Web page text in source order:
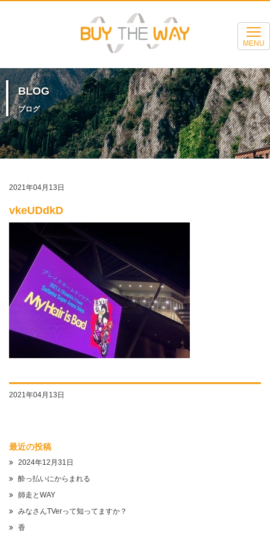
MENU
BLOG
ブログ
2021年04月13日
vkeUDdkD
2021年04月13日
最近の投稿
2024年12月31日
酔っ払いにからまれる
師走とWAY
みなさんTVerって知ってますか？
香